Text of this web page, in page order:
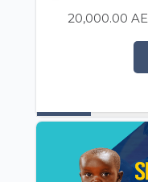
20,000.00